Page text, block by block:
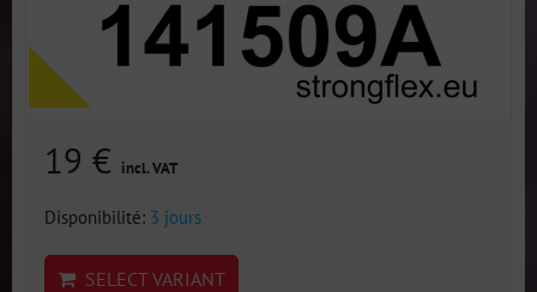
19 € incl. VAT
Disponibilité: 3 jours
SELECT VARIANT